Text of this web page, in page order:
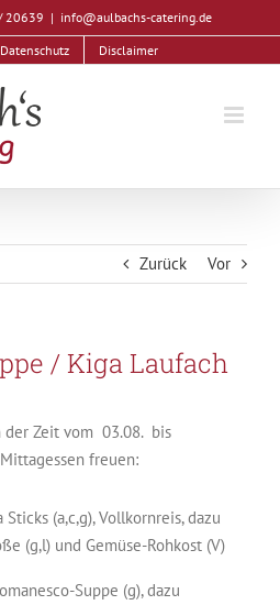
20639 | info@aulbachs-catering.de
Datenschutz Disclaimer
Zurück Vor
/ Kiga Laufach
der Zeit vom 03.08. bis
freuen:
Sticks (a,c,g), Vollkornreis, dazu
(g,l) und Gemüse-Rohkost (V)
Suppe (g), dazu